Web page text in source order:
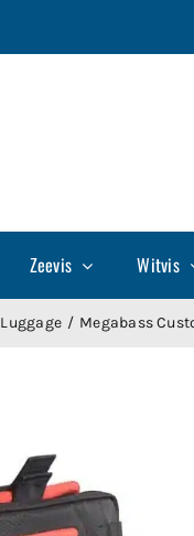
Zeevis Witvis
Luggage Megabass